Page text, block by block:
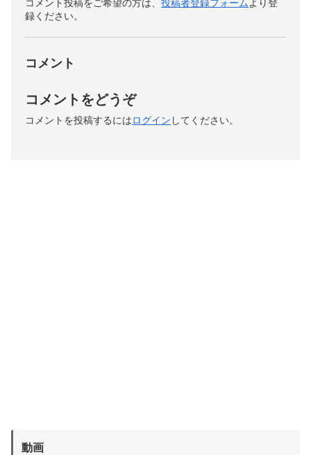
コメント投稿をご希望の方は、 投稿者登録フォーム より登
録ください。
コメント
コメントをどうぞ
コメントを投稿するにはログイン してください。
動画